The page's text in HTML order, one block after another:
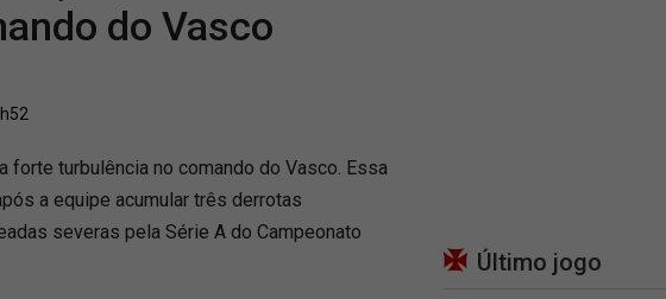
do Vasco
forte turbulência no comando do Vasco. Essa
a equipe acumular três derrotas
severas pela Série A do Campeonato
Último jogo